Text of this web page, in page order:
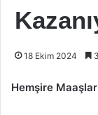
18 Ekim 2024
Hemşire